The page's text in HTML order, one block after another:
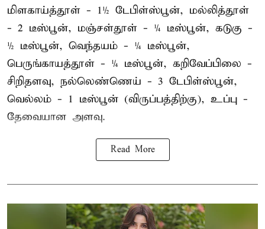
மிளகாய்த்தூள் - 1½ டேபிள்ஸ்பூன், மல்லித்தூள்
- 2 டீஸ்பூன், மஞ்சள்தூள் - ¼ டீஸ்பூன், கடுகு -
½ டீஸ்பூன், வெந்தயம் - ¼ டீஸ்பூன்,
பெருங்காயத்தூள் - ¼ டீஸ்பூன், கறிவேப்பிலை -
சிறிதளவு, நல்லெண்ணெய் - 3 டேபிள்ஸ்பூன்,
வெல்லம் - 1 டீஸ்பூன் (விருப்பத்திற்கு), உப்பு -
தேவையான அளவு.
Read More